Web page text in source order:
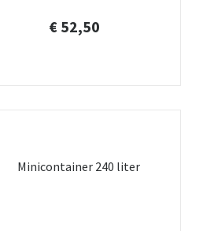
€ 52,50
Minicontainer 240 liter